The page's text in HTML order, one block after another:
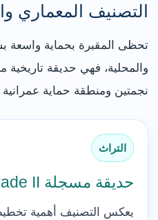
التصنيف المعماري
تحظى المقبرة بحماية واسعة
والمحلية، فهي حديقة تاريخية
نجمتين ومنطقة حماية
التراث
حديقة مسجلة Grade II*
يعكس التصنيف أهمية